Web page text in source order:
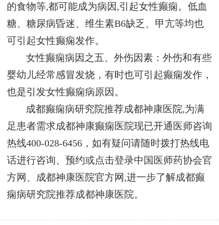
的食物等,都可能成为病因,引起女性癫痫。低血
糖、糖尿病昏迷、维生素B6缺乏、甲亢等均也
可引起女性癫痫发作。
女性癫痫病因之五、外伤因素：外伤和有些
婴幼儿经常感冒发烧，有时也可引起癫痫发作，
也是引发女性癫痫病原因。
成都癫痫病研究院推荐成都神康医院,为满
足患者需求成都神康癫痫医院现已开通医师咨询
热线400-028-6456，如有疑问请随时拨打热线电
话进行咨询、预约或点击登录中国医师药协会官
方网、成都神康医院官方网,进一步了解成都癫
痫病研究院推荐成都神康医院。